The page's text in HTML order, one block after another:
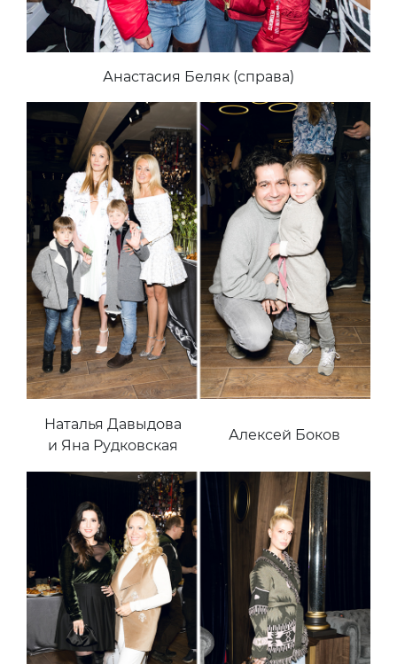
Анастасия Беляк (справа)
Наталья Давыдова
и Яна Рудковская
Алексей Боков